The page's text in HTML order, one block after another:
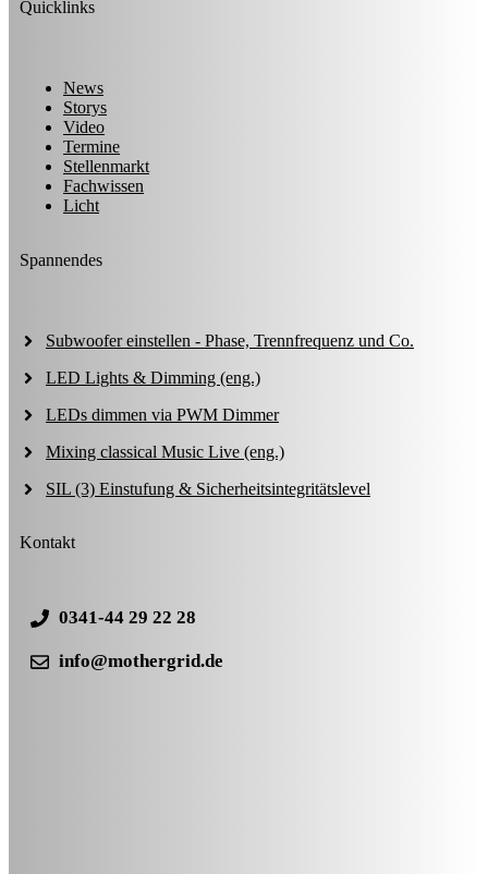
Quicklinks
News
Storys
Video
Termine
Stellenmarkt
Fachwissen
Licht
Spannendes
Subwoofer einstellen - Phase, Trennfrequenz und Co.
LED Lights & Dimming (eng.)
LEDs dimmen via PWM Dimmer
Mixing classical Music Live (eng.)
SIL (3) Einstufung & Sicherheitsintegritätslevel
Kontakt
0341-44 29 22 28
info@mothergrid.de